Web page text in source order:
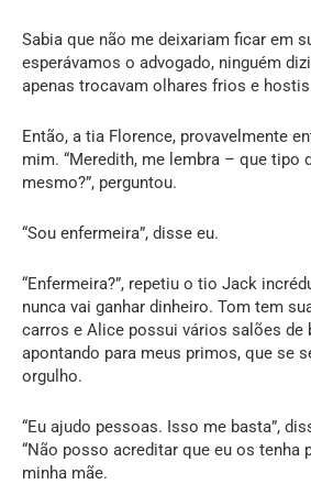
Sabia que não me deixariam ficar em
esperávamos o advogado, ninguém
apenas trocavam olhares frios e
Então, a tia Florence, provavelmente
mim. “Meredith, me lembra – que tipo
mesmo?”, perguntou.
“Sou enfermeira”, disse eu.
“Enfermeira?”, repetiu o tio Jack
nunca vai ganhar dinheiro. Tom tem
carros e Alice possui vários salões de
apontando para meus primos, que se
orgulho.
“Eu ajudo pessoas. Isso me basta”,
“Não posso acreditar que eu os tenha
minha mãe.